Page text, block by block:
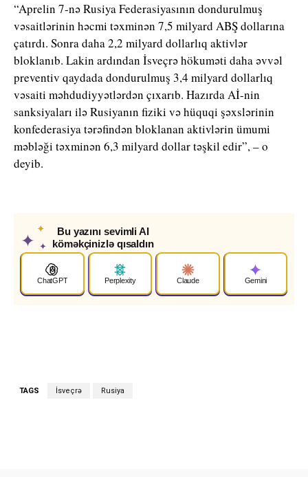
“Aprelin 7-nə Rusiya Federasiyasının dondurulmuş
vəsaitlərinin həcmi təxminən 7,5 milyard ABŞ dollarına
çatırdı. Sonra daha 2,2 milyard dollarlıq aktivlər
bloklanıb. Lakin ardından İsveçrə hökuməti daha əvvəl
preventiv qaydada dondurulmuş 3,4 milyard dollarlıq
vəsaiti məhdudiyyətlərdən çıxarıb. Hazırda Aİ-nin
sanksiyaları ilə Rusiyanın fiziki və hüquqi şəxslərinin
konfederasiya tərəfindən bloklanan aktivlərin ümumi
məbləği təxminən 6,3 milyard dollar təşkil edir”, – o
deyib.
✦
✦
✦
Bu yazını sevimli AI
köməkçinizlə qısaldın
ChatGPT Perplexity Claude Gemini
TAGS İsveçrə Rusiya